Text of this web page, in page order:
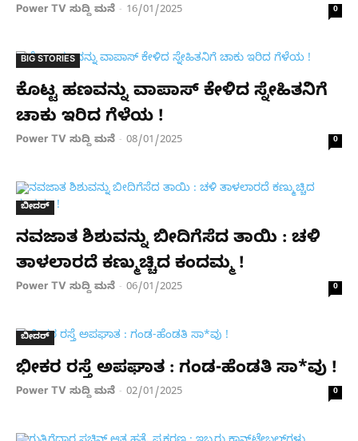
Power TV ಸುದ್ದಿ ಮನೆ - 16/01/2025 0
BIG STORIES
ಕೊಟ್ಟ ಹಣವನ್ನು ವಾಪಾಸ್​ ಕೇಳಿದ ಸ್ನೇಹಿತನಿಗೆ
ಚಾಕು ಇರಿದ ಗೆಳೆಯ !
Power TV ಸುದ್ದಿ ಮನೆ - 08/01/2025 0
ಬೀದರ್
ನವಜಾತ ಶಿಶುವನ್ನು ಬೀದಿಗೆಸೆದ ತಾಯಿ : ಚಳಿ
ತಾಳಲಾರದೆ ಕಣ್ಮುಚ್ಚಿದ ಕಂದಮ್ಮ !
Power TV ಸುದ್ದಿ ಮನೆ - 06/01/2025 0
ಬೀದರ್
ಭೀಕರ ರಸ್ತೆ ಅಪಘಾತ : ಗಂಡ-ಹೆಂಡತಿ ಸಾ*ವು !
Power TV ಸುದ್ದಿ ಮನೆ - 02/01/2025 0